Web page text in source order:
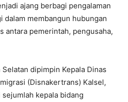
ajang berbagi pengalaman
dalam membangun hubungan
antara pemerintah, pengusaha,
dipimpin Kepala Dinas
(Disnakertrans) Kalsel,
kepala bidang